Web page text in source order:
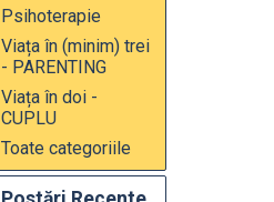
Psihoterapie
Viața în (minim) trei
- PARENTING
Viața în doi -
CUPLU
Toate categoriile